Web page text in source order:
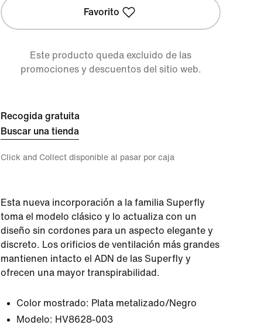
Favorito
Este producto queda excluido de las
promociones y descuentos del sitio web.
Recogida gratuita
Buscar una tienda
Click and Collect disponible al pasar por caja
Esta nueva incorporación a la familia Superfly
toma el modelo clásico y lo actualiza con un
diseño sin cordones para un aspecto elegante y
discreto. Los orificios de ventilación más grandes
mantienen intacto el ADN de las Superfly y
ofrecen una mayor transpirabilidad.
Color mostrado: Plata metalizado/Negro
Modelo: HV8628-003